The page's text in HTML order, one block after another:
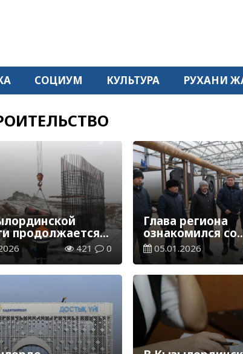
СОЦИУМ КУЛЬТУРА РУХАНИ
продолжается
моста
421 0
Глава региона
ознакомился со
модульной
05.01.2026